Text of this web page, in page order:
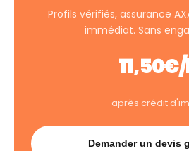
Profils vérifiés, assurance
immédiat. Sans
après crédit
Demander un devis